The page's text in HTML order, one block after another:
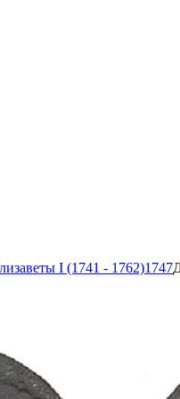
I (1741 - 1762)1747